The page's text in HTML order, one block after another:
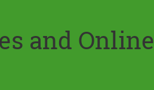
and Online